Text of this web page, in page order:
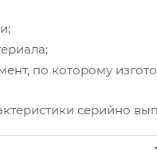
по которому
серийно